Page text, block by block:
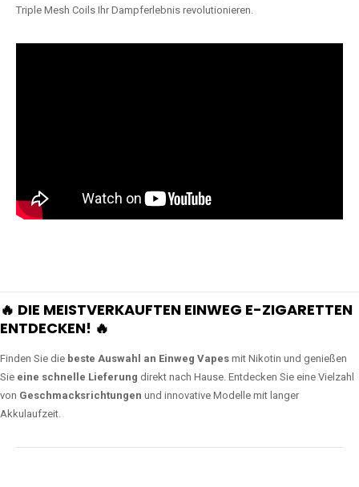
Triple Mesh Coils Ihr Dampferlebnis revolutionieren.
🔥 DIE MEISTVERKAUFTEN EINWEG E-ZIGARETTEN
ENTDECKEN! 🔥
Finden Sie die beste Auswahl an Einweg Vapes mit Nikotin und genießen
Sie eine schnelle Lieferung direkt nach Hause. Entdecken Sie eine Vielzahl
von Geschmacksrichtungen und innovative Modelle mit langer
Akkulaufzeit.